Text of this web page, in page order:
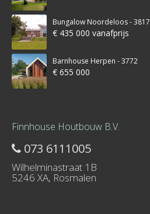
Bungalow Noordeloos - 3817
€ 435 000 vanafprijs
Barnhouse Herpen - 3772
€ 655 000
Finnhouse Houtbouw B.V.
073 6111005
Wilhelminastraat 1B
5246 XA, Rosmalen